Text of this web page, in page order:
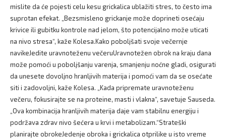
mislite da će pojesti celu kesu grickalica ublažiti stres, to često ima
suprotan efekat. „Bezsmisleno grickanje može doprineti osećaju
krivice ili gubitku kontrole nad jelom, što potencijalno može uticati
na nivo stresa“, kaže Kolesa.Kako poboljšati svoje večernje
navikeJedite uravnoteženu večeruUravnotežen obrok na kraju dana
može pomoći u poboljšanju varenja, smanjenju noćne gladi, osigurati
da unesete dovoljno hranljivih materija i pomoći vam da se osećate
siti i zadovoljni, kaže Kolesa. „Kada pripremate uravnoteženu
večeru, fokusirajte se na proteine, masti i vlakna“, savetuje Sauseda.
„Ova kombinacija hranljivih materija daje vam stabilnu energiju i
podržava zdrav nivo šećera u krvi i metabolizam.“Strateški
planirajte obrokeJedenje obroka i grickalica otprilike u isto vreme